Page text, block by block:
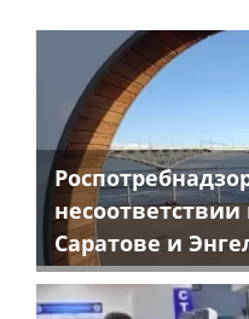
Саратове и